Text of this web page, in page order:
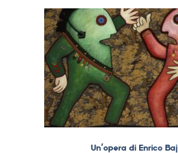
Un’opera di Enrico Baj